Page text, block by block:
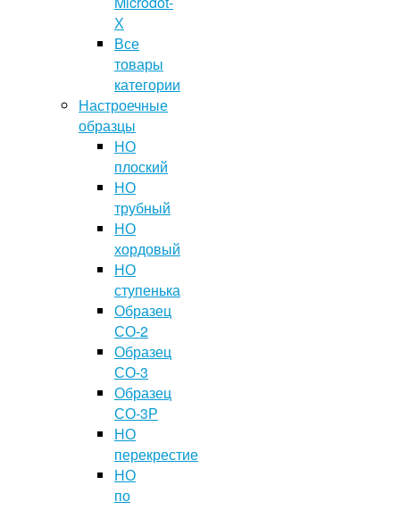
Х
Все
товары
категории
Настроечные
образцы
НО
плоский
НО
трубный
НО
хордовый
НО
ступенька
Образец
СО-2
Образец
СО-3
Образец
СО-3Р
НО
перекрестие
НО
по